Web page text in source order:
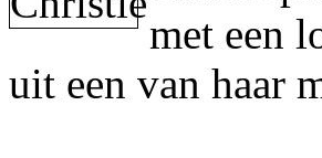
met een
uit een van haar